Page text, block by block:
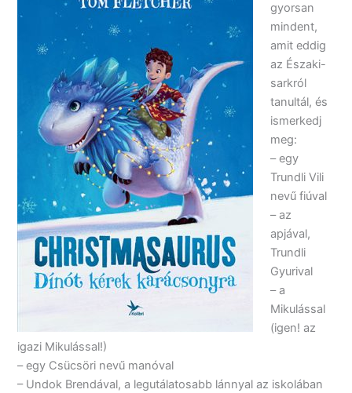
gyorsan
mindent,
amit eddig
az Északi-
sarkról
tanultál, és
ismerkedj
meg:
– egy
Trundli Vili
nevű fiúval
– az
apjával,
Trundli
Gyurival
– a
Mikulással
(igen! az
igazi Mikulással!)
– egy Csücsöri nevű manóval
– Undok Brendával, a legutálatosabb lánnyal az iskolában